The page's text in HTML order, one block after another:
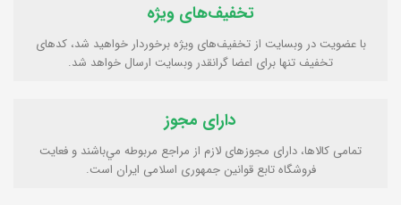
تخفیف‌های ویژه
با عضویت در وبسایت از تخفیف‌های ویژه برخوردار خواهید شد، کدهای
تخفیف تنها برای اعضا گرانقدر وبسایت ارسال خواهد شد.
دارای مجوز
تمامی كالاها، دارای مجوزهای لازم از مراجع مربوطه مي‌باشند و فعایت
فروشگاه تابع قوانين جمهوری اسلامی ايران است.